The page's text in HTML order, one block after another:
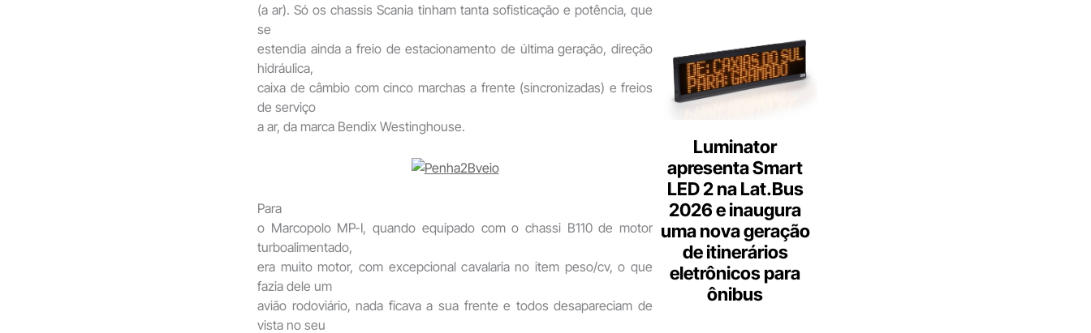
(a ar). Só os chassis Scania tinham tanta sofisticação e potência, que
se
estendia ainda a freio de estacionamento de última geração, direção
hidráulica,
caixa de câmbio com cinco marchas a frente (sincronizadas) e freios
de serviço
a ar, da marca Bendix Westinghouse.
Para
o Marcopolo MP-I, quando equipado com o chassi B110 de motor
turboalimentado,
era muito motor, com excepcional cavalaria no item peso/cv, o que
fazia dele um
avião rodoviário, nada ficava a sua frente e todos desapareciam de
vista no seu
Luminator
apresenta Smart
LED 2 na Lat.Bus
2026 e inaugura
uma nova geração
de itinerários
eletrônicos para
ônibus